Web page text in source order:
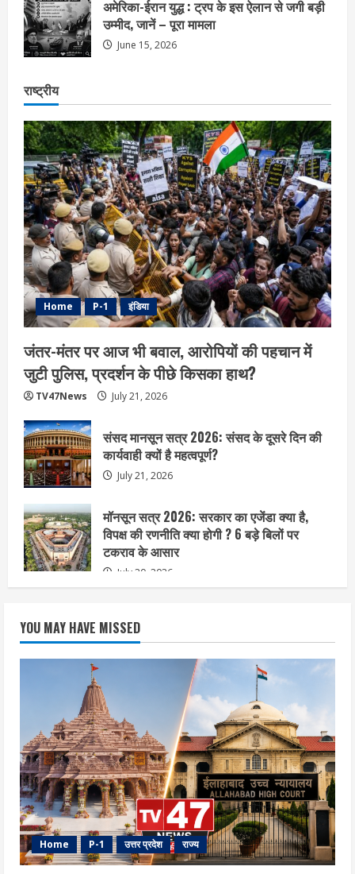
अमेरिका-ईरान युद्ध : ट्रप के इस ऐलान से जगी बड़ी
उम्मीद, जानें – पूरा मामला
June 15, 2026
राष्ट्रीय
Home P-1 इंडिया
जंतर-मंतर पर आज भी बवाल, आरोपियों की पहचान में
जुटी पुलिस, प्रदर्शन के पीछे किसका हाथ?
TV47News July 21, 2026
संसद मानसून सत्र 2026: संसद के दूसरे दिन की
कार्यवाही क्यों है महत्वपूर्ण?
July 21, 2026
मॉनसून सत्र 2026: सरकार का एजेंडा क्या है,
विपक्ष की रणनीति क्या होगी ? 6 बड़े बिलों पर
टकराव के आसार
July 20, 2026
YOU MAY HAVE MISSED
Home P-1 उत्तर प्रदेश राज्य